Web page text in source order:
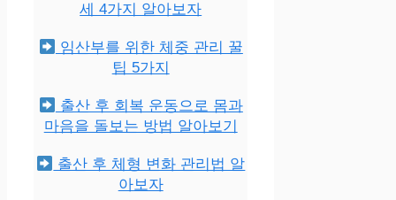
세 4가지 알아보자
임산부를 위한 체중 관리 꿀
팁 5가지
출산 후 회복 운동으로 몸과
마음을 돌보는 방법 알아보기
출산 후 체형 변화 관리법 알
아보자